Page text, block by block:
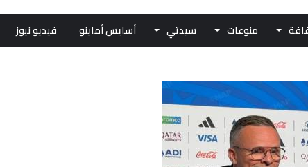
منوعات سيدتي أسايس أماينو فيديو نيوز